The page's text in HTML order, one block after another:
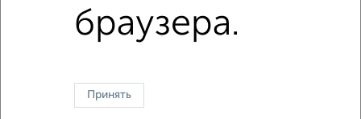
Контакты
Политика конфиденциальности
Реклама на портале
Застройщики
браузера.
Принять